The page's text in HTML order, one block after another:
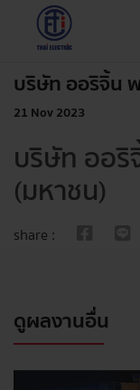
บริษัท ออริจิ้น
21 Nov 2023
บริษัท ออ
(มหาชน)
share :
ดูผลงานอื่น